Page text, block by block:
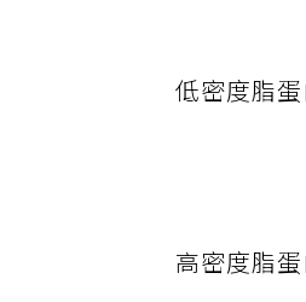
低密度脂
高密度脂